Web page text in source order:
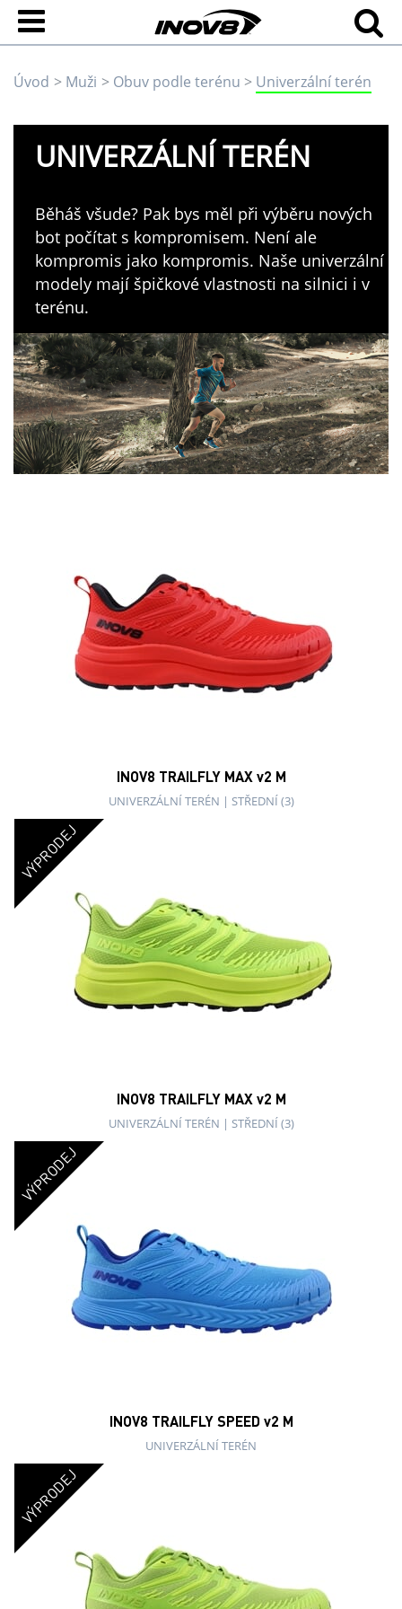
Úvod Muži Obuv podle terénu Univerzální terén
UNIVERZÁLNÍ TERÉN
Běháš všude? Pak bys měl při výběru nových
bot počítat s kompromisem. Není ale
kompromis jako kompromis. Naše univerzální
modely mají špičkové vlastnosti na silnici i v
terénu.
INOV8 TRAILFLY MAX v2 M
UNIVERZÁLNÍ TERÉN | STŘEDNÍ (3)
VÝPRODEJ
INOV8 TRAILFLY MAX v2 M
UNIVERZÁLNÍ TERÉN | STŘEDNÍ (3)
VÝPRODEJ
INOV8 TRAILFLY SPEED v2 M
UNIVERZÁLNÍ TERÉN
VÝPRODEJ